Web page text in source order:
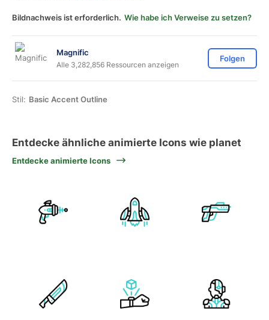
Bildnachweis ist erforderlich. Wie habe ich Verweise zu setzen?
Magnific
Alle 3,282,856 Ressourcen anzeigen
Folgen
Stil: Basic Accent Outline
Entdecke ähnliche animierte Icons wie planet
Entdecke animierte Icons